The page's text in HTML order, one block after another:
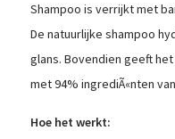
Shampoo is verrijkt met
De natuurlijke shampoo
glans. Bovendien geeft
met 94% ingrediÃ«nten
Hoe het werkt: